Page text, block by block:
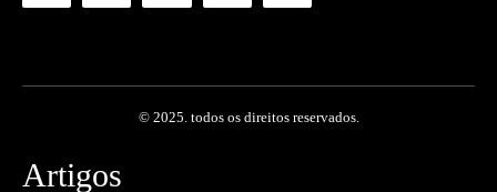
© 2025. todos os direitos reservados.
Artigos